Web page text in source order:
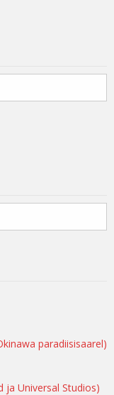
paradiisisaarel)
ja Universal Studios)